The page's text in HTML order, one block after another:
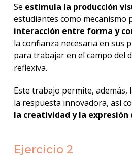
Se estimula la producción
estudiantes como mecanismo
interacción entre forma y
la confianza necesaria en sus
para trabajar en el campo del
reflexiva.
Este trabajo permite, además,
la respuesta innovadora, así
la creatividad y la expresión
Ejercicio 2